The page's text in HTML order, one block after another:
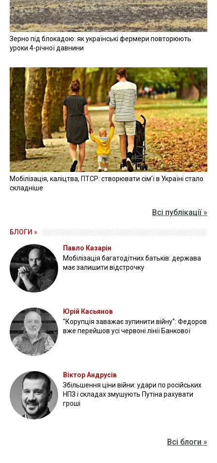
Зерно під блокадою: як українські фермери повторюють
уроки 4-річної давнини
Мобілізація, каліцтва, ПТСР: створювати сім'ї в Україні стало
складніше
Всі публікації »
БЛОГИ »
Павло Казарін
Мобілізація багатодітних батьків: держава
має залишити відстрочку
Юрій Касьянов
"Корупція заважає зупинити війну": Федоров
вже перейшов усі червоні лінії Банкової
Віктор Андрусів
Збільшення ціни війни: удари по російських
НПЗ і складах змушують Путіна рахувати
гроші
Всі блоги »